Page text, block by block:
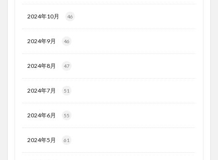
2024年10月 46
2024年9月 46
2024年8月 47
2024年7月 51
2024年6月 55
2024年5月 61